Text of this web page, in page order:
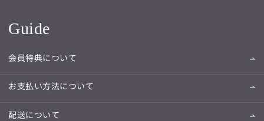
Guide
会員特典について
お支払い方法について
配送について